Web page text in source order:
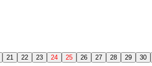
21 22 23 24 25 26 27 28 29 30